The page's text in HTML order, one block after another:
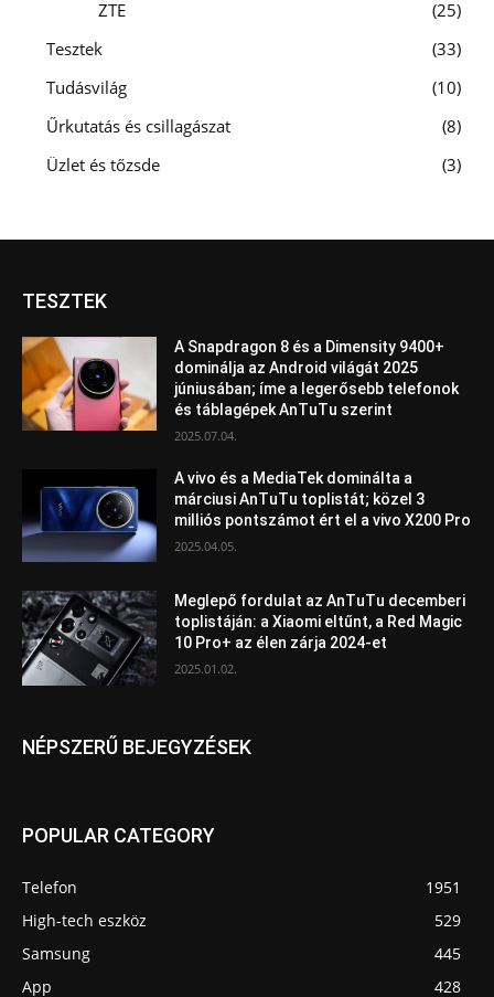
ZTE
25
Tesztek
33
Tudásvilág
10
Űrkutatás és csillagászat
8
Üzlet és tőzsde
3
TESZTEK
A Snapdragon 8 és a Dimensity 9400+
dominálja az Android világát 2025
júniusában; íme a legerősebb telefonok
és táblagépek AnTuTu szerint
2025.07.04.
A vivo és a MediaTek dominálta a
márciusi AnTuTu toplistát; közel 3
milliós pontszámot ért el a vivo X200 Pro
2025.04.05.
Meglepő fordulat az AnTuTu decemberi
toplistáján: a Xiaomi eltűnt, a Red Magic
10 Pro+ az élen zárja 2024-et
2025.01.02.
NÉPSZERŰ BEJEGYZÉSEK
POPULAR CATEGORY
Telefon
1951
High-tech eszköz
529
Samsung
445
App
428